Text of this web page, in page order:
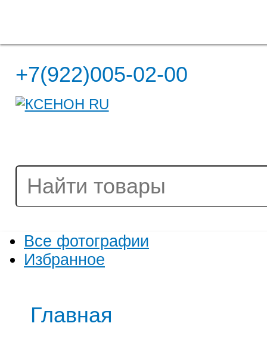
+7(922)005-02-00
Все фотографии
Избранное
Главная